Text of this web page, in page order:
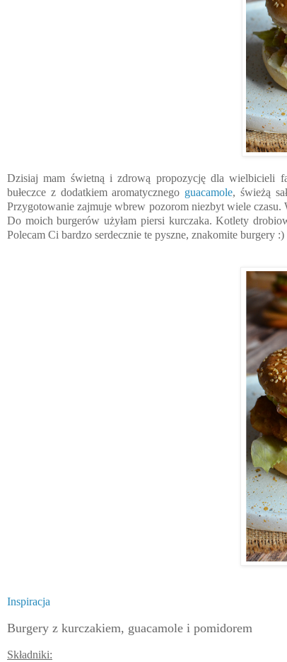
Dzisiaj mam świetną i zdrową propozycję dla wielbicieli
bułeczce z dodatkiem aromatycznego guacamole, świeżą
Przygotowanie zajmuje wbrew pozorom niezbyt wiele czasu.
Do moich burgerów użyłam piersi kurczaka. Kotlety
Polecam Ci bardzo serdecznie te pyszne, znakomite burgery :)
Inspiracja
Burgery z kurczakiem, guacamole i pomidorem
Składniki: